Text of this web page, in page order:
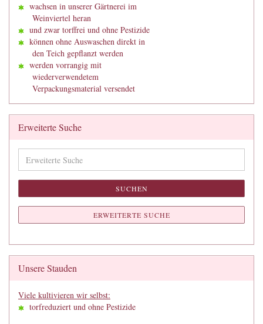
wachsen in unserer Gärtnerei im
Weinviertel heran
und zwar torffrei und ohne Pestizide
können ohne Auswaschen direkt in
den Teich gepflanzt werden
werden vorrangig mit
wiederverwendetem
Verpackungsmaterial versendet
Erweiterte Suche
Suche
SUCHEN
ERWEITERTE SUCHE
Unsere Stauden
Viele kultivieren wir selbst:
torfreduziert und ohne Pestizide